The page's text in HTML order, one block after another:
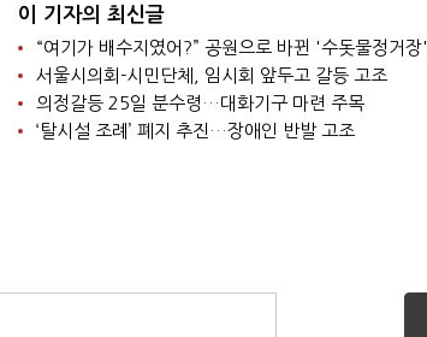
이 기자의 최신글
“여기가 배수지였어?” 공원으로 바뀐 '수돗물정거장'
서울시의회-시민단체, 임시회 앞두고 갈등 고조
의정갈등 25일 분수령…대화기구 마련 주목
‘탈시설 조례’ 폐지 추진…장애인 반발 고조